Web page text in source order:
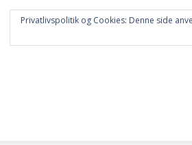
Privatlivspolitik og Cookies: Denne side